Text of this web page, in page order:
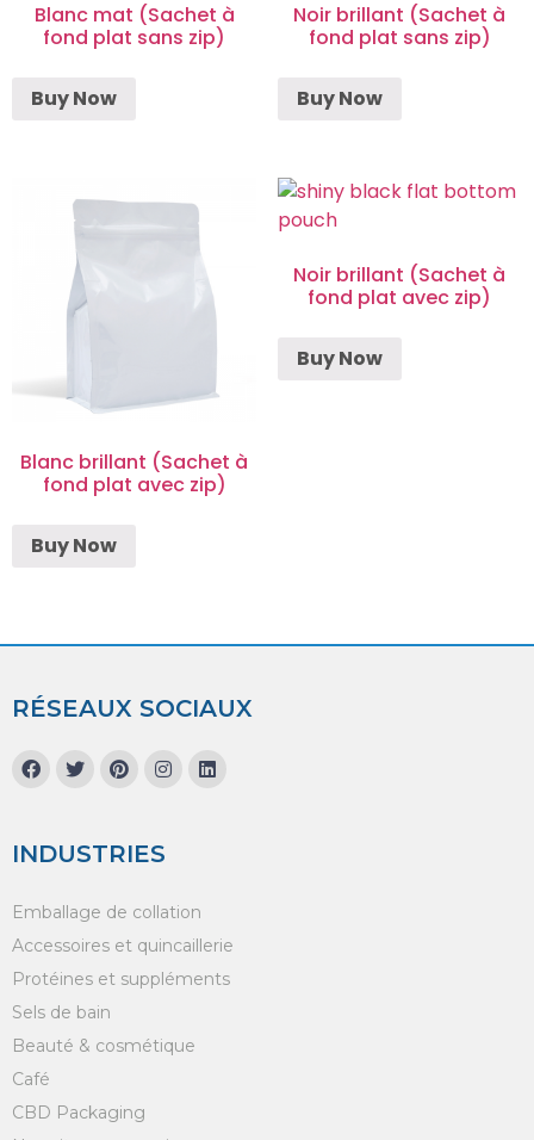
Blanc mat (Sachet à
fond plat sans zip)
Buy Now
Noir brillant (Sachet à
fond plat sans zip)
Buy Now
Blanc brillant (Sachet à
fond plat avec zip)
Buy Now
Noir brillant (Sachet à
fond plat avec zip)
Buy Now
RÉSEAUX SOCIAUX
INDUSTRIES
Emballage de collation
Accessoires et quincaillerie
Protéines et suppléments
Sels de bain
Beauté & cosmétique
Café
CBD Packaging